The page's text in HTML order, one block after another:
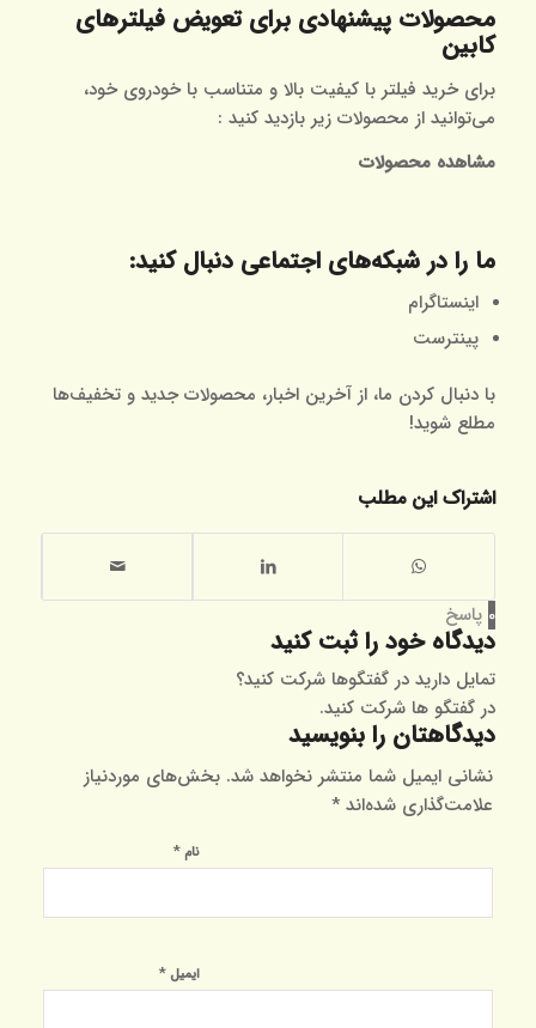
محصولات پیشنهادی برای تعویض فیلترهای
کابین
برای خرید فیلتر با کیفیت بالا و متناسب با خودروی خود،
می‌توانید از محصولات زیر بازدید کنید :
مشاهده محصولات
ما را در شبکه‌های اجتماعی دنبال کنید:
اینستاگرام
پینترست
با دنبال کردن ما، از آخرین اخبار، محصولات جدید و تخفیف‌ها
مطلع شوید!
اشتراک این مطلب
0 پاسخ
دیدگاه خود را ثبت کنید
تمایل دارید در گفتگوها شرکت کنید؟
در گفتگو ها شرکت کنید.
دیدگاهتان را بنویسید
نشانی ایمیل شما منتشر نخواهد شد. بخش‌های موردنیاز
علامت‌گذاری شده‌اند *
نام*
ایمیل *